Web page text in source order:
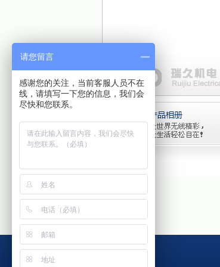
请您留言
感谢您的关注，当前客服人员不在
线，请填写一下您的信息，我们会
尽快和您联系。